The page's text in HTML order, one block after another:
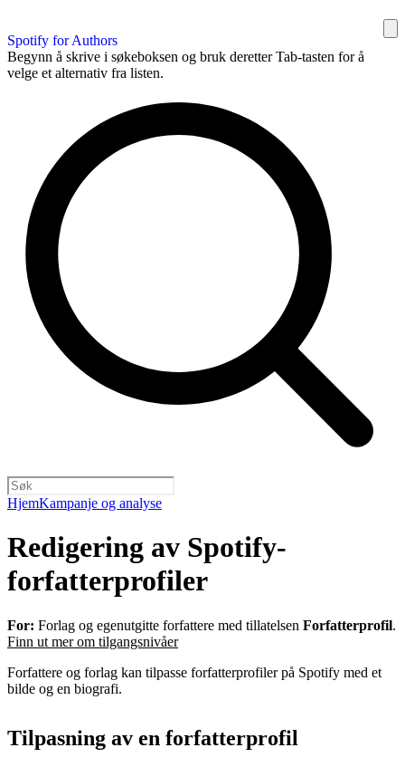
Spotify for Authors
Begynn å skrive i søkeboksen og bruk deretter Tab-tasten for å
velge et alternativ fra listen.
HjemKampanje og analyse
Redigering av Spotify-
forfatterprofiler
For: Forlag og egenutgitte forfattere med tillatelsen Forfatterprofil.
Finn ut mer om tilgangsnivåer
Forfattere og forlag kan tilpasse forfatterprofiler på Spotify med et
bilde og en biografi.
Tilpasning av en forfatterprofil